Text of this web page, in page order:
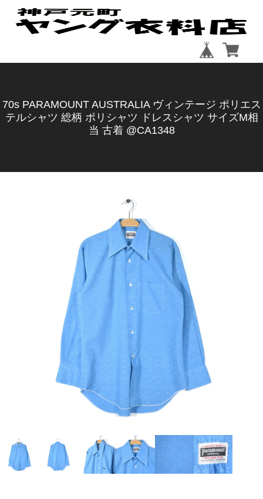
70s PARAMOUNT AUSTRALIA ヴィンテージ ポリエス
テルシャツ 総柄 ポリシャツ ドレスシャツ サイズM相
当 古着 @CA1348